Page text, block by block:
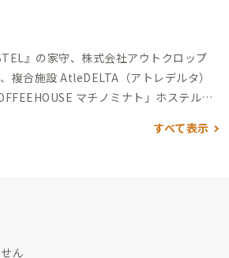
』の家守、株式会社アウトクロップ
複合施設 AtleDELTA（アトレデルタ）
マチノミナト」 ホステル
の運営をしていま
生み出したい。
すべて表示
ん